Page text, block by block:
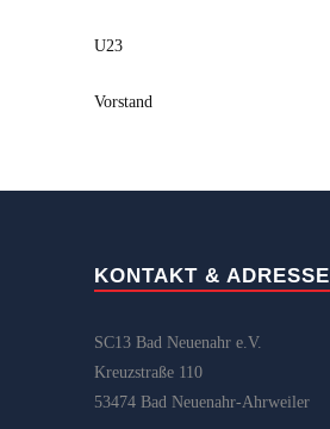
U23
Vorstand
KONTAKT & ADRESSE
SC13 Bad Neuenahr e.V.
Kreuzstraße 110
53474 Bad Neuenahr-Ahrweiler